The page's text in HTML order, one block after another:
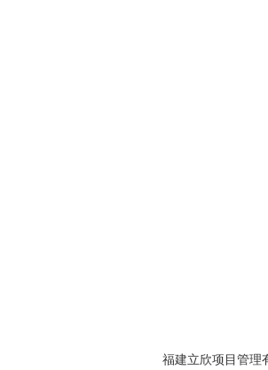
福建立欣项目管理